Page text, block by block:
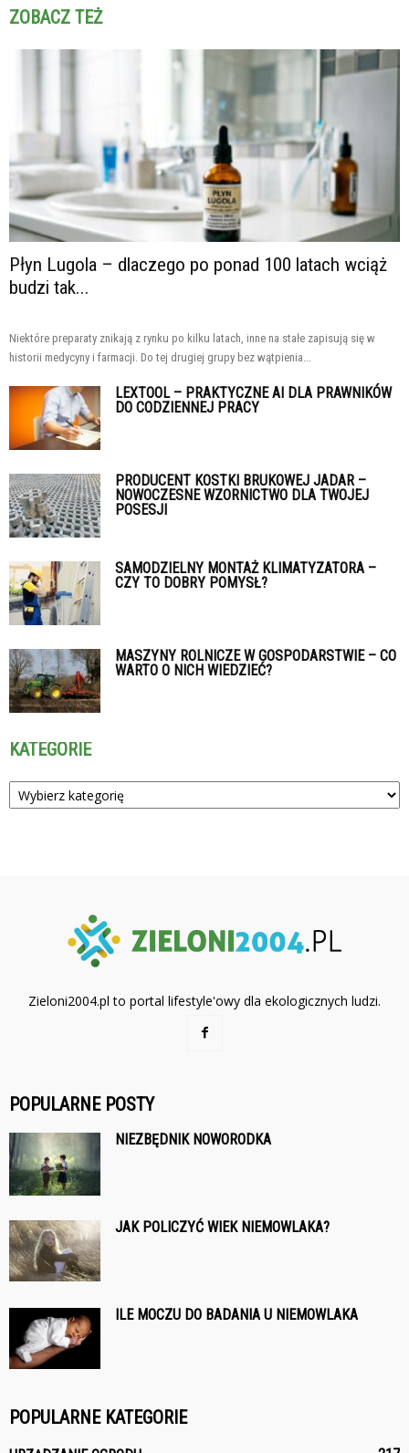
ZOBACZ TEŻ
Płyn Lugola – dlaczego po ponad 100 latach wciąż
budzi tak...
Niektóre preparaty znikają z rynku po kilku latach, inne na stałe zapisują się w
historii medycyny i farmacji. Do tej drugiej grupy bez wątpienia...
LEXTOOL – PRAKTYCZNE AI DLA PRAWNIKÓW
DO CODZIENNEJ PRACY
PRODUCENT KOSTKI BRUKOWEJ JADAR –
NOWOCZESNE WZORNICTWO DLA TWOJEJ
POSESJI
SAMODZIELNY MONTAŻ KLIMATYZATORA –
CZY TO DOBRY POMYSŁ?
MASZYNY ROLNICZE W GOSPODARSTWIE – CO
WARTO O NICH WIEDZIEĆ?
KATEGORIE
Kategorie
Zieloni2004.pl to portal lifestyle'owy dla ekologicznych ludzi.
POPULARNE POSTY
NIEZBĘDNIK NOWORODKA
JAK POLICZYĆ WIEK NIEMOWLAKA?
ILE MOCZU DO BADANIA U NIEMOWLAKA
POPULARNE KATEGORIE